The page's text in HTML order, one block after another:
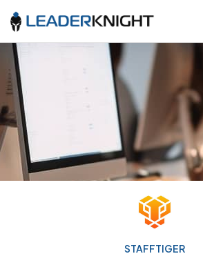
STAFFTIGER